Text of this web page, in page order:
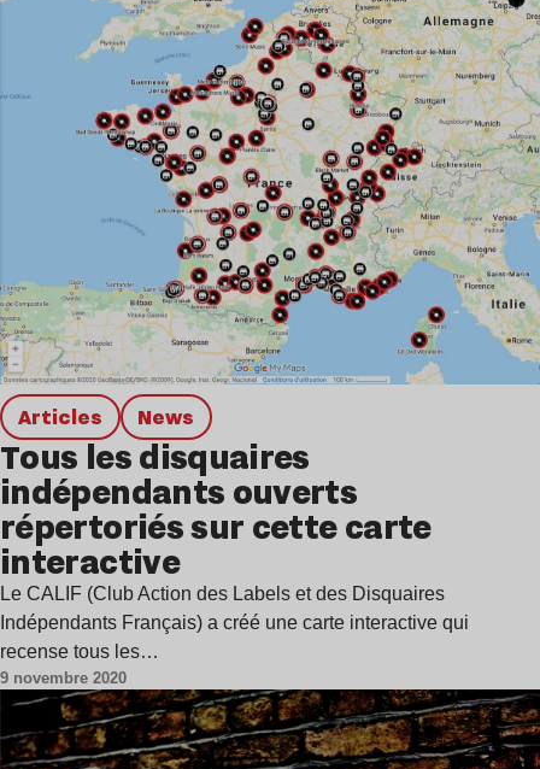
Articles news
Tous les disquaires
indépendants ouverts
répertoriés sur cette carte
interactive
Le CALIF (Club Action des Labels et des Disquaires
Indépendants Français) a créé une carte interactive qui
recense tous les…
9 novembre 2020